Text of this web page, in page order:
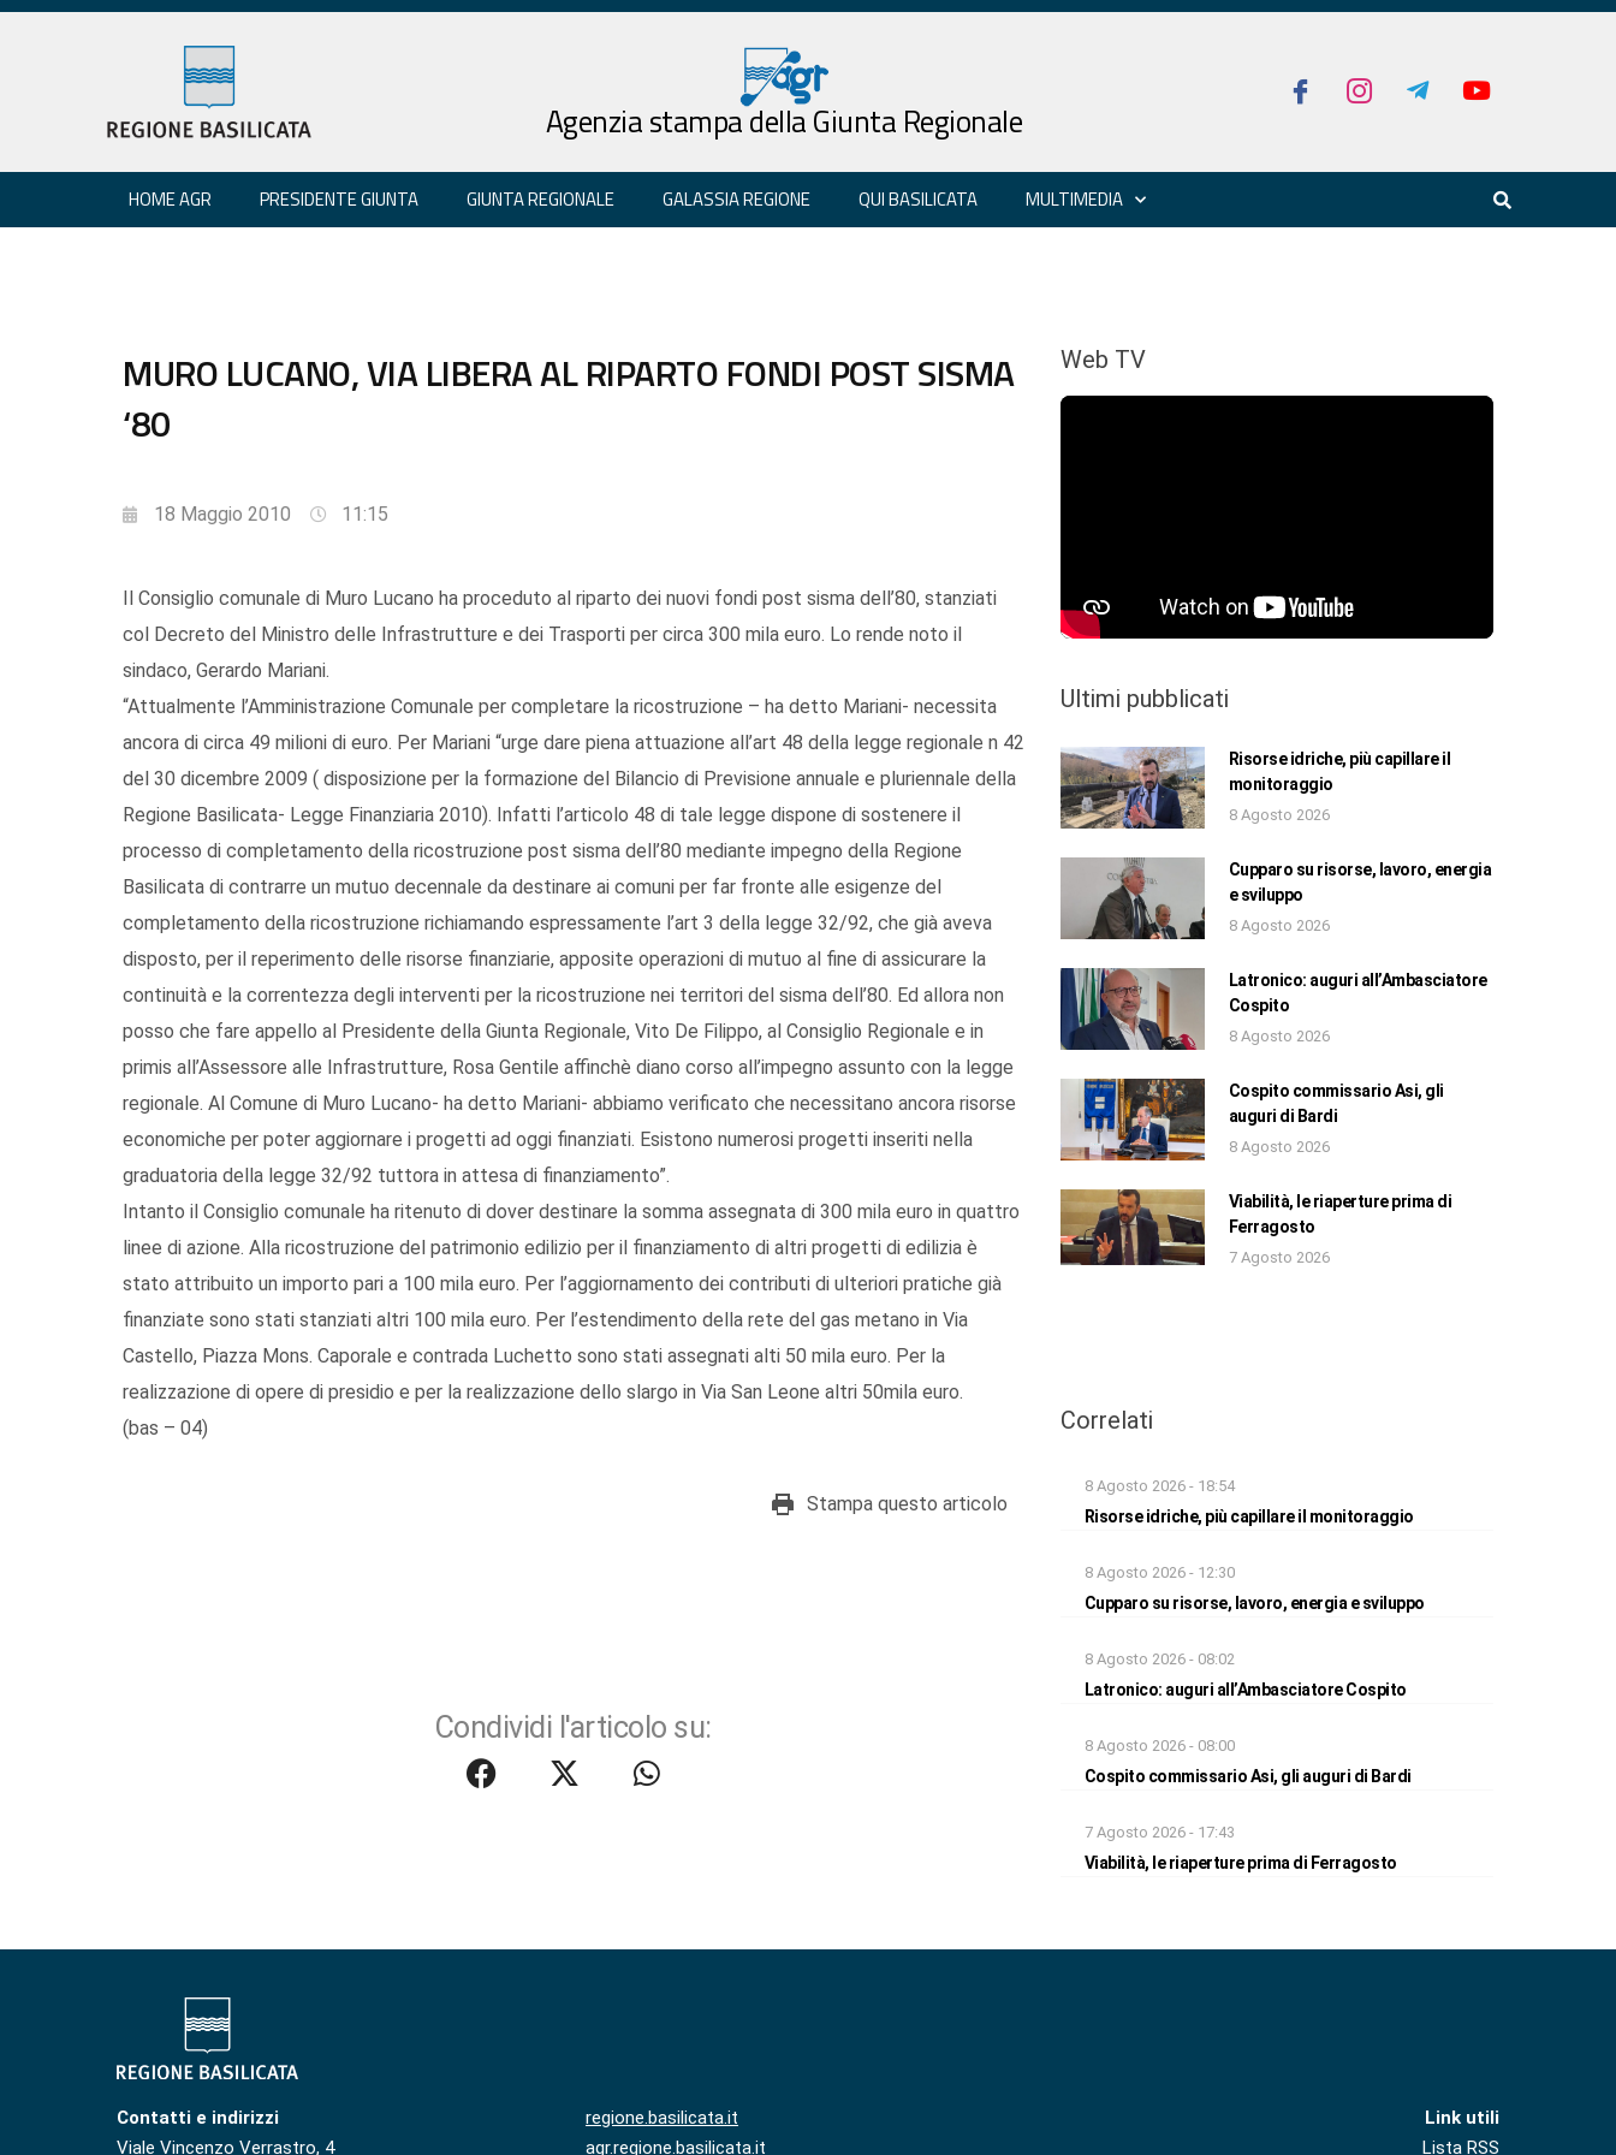
Agenzia stampa della Giunta Regionale
HOME AGR PRESIDENTE GIUNTA GIUNTA REGIONALE GALASSIA REGIONE QUI BASILICATA MULTIMEDIA
MURO LUCANO, VIA LIBERA AL RIPARTO FONDI POST SISMA
‘80
18 Maggio 2010 11:15
Il Consiglio comunale di Muro Lucano ha proceduto al riparto dei nuovi fondi post sisma dell’80, stanziati
col Decreto del Ministro delle Infrastrutture e dei Trasporti per circa 300 mila euro. Lo rende noto il
sindaco, Gerardo Mariani.
“Attualmente l’Amministrazione Comunale per completare la ricostruzione – ha detto Mariani- necessita
ancora di circa 49 milioni di euro. Per Mariani “urge dare piena attuazione all’art 48 della legge regionale n 42
del 30 dicembre 2009 ( disposizione per la formazione del Bilancio di Previsione annuale e pluriennale della
Regione Basilicata- Legge Finanziaria 2010). Infatti l’articolo 48 di tale legge dispone di sostenere il
processo di completamento della ricostruzione post sisma dell’80 mediante impegno della Regione
Basilicata di contrarre un mutuo decennale da destinare ai comuni per far fronte alle esigenze del
completamento della ricostruzione richiamando espressamente l’art 3 della legge 32/92, che già aveva
disposto, per il reperimento delle risorse finanziarie, apposite operazioni di mutuo al fine di assicurare la
continuità e la correntezza degli interventi per la ricostruzione nei territori del sisma dell’80. Ed allora non
posso che fare appello al Presidente della Giunta Regionale, Vito De Filippo, al Consiglio Regionale e in
primis all’Assessore alle Infrastrutture, Rosa Gentile affinchè diano corso all’impegno assunto con la legge
regionale. Al Comune di Muro Lucano- ha detto Mariani- abbiamo verificato che necessitano ancora risorse
economiche per poter aggiornare i progetti ad oggi finanziati. Esistono numerosi progetti inseriti nella
graduatoria della legge 32/92 tuttora in attesa di finanziamento”.
Intanto il Consiglio comunale ha ritenuto di dover destinare la somma assegnata di 300 mila euro in quattro
linee di azione. Alla ricostruzione del patrimonio edilizio per il finanziamento di altri progetti di edilizia è
stato attribuito un importo pari a 100 mila euro. Per l’aggiornamento dei contributi di ulteriori pratiche già
finanziate sono stati stanziati altri 100 mila euro. Per l’estendimento della rete del gas metano in Via
Castello, Piazza Mons. Caporale e contrada Luchetto sono stati assegnati alti 50 mila euro. Per la
realizzazione di opere di presidio e per la realizzazione dello slargo in Via San Leone altri 50mila euro.
(bas – 04)
Stampa questo articolo
Condividi l'articolo su:
Web TV
Ultimi pubblicati
Risorse idriche, più capillare il
monitoraggio
8 Agosto 2026
Cupparo su risorse, lavoro, energia
e sviluppo
8 Agosto 2026
Latronico: auguri all’Ambasciatore
Cospito
8 Agosto 2026
Cospito commissario Asi, gli
auguri di Bardi
8 Agosto 2026
Viabilità, le riaperture prima di
Ferragosto
7 Agosto 2026
Correlati
8 Agosto 2026 - 18:54
Risorse idriche, più capillare il monitoraggio
8 Agosto 2026 - 12:30
Cupparo su risorse, lavoro, energia e sviluppo
8 Agosto 2026 - 08:02
Latronico: auguri all’Ambasciatore Cospito
8 Agosto 2026 - 08:00
Cospito commissario Asi, gli auguri di Bardi
7 Agosto 2026 - 17:43
Viabilità, le riaperture prima di Ferragosto
Contatti e indirizzi
Viale Vincenzo Verrastro, 4
regione.basilicata.it
agr.regione.basilicata.it
Link utili
Lista RSS